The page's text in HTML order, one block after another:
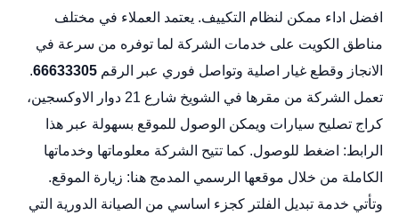
افضل اداء ممكن لنظام التكييف. يعتمد العملاء في مختلف
مناطق الكويت على خدمات الشركة لما توفره من سرعة في
الانجاز وقطع غيار اصلية وتواصل فوري عبر الرقم 66633305
.
تعمل الشركة من مقرها في الشويخ شارع 21 دوار الاوكسجين،
كراج تصليح سيارات ويمكن الوصول للموقع بسهولة عبر هذا
الرابط: اضغط للوصول. كما تتيح الشركة معلوماتها وخدماتها
الكاملة من خلال موقعها الرسمي المدمج هنا: زيارة الموقع.
وتأتي خدمة تبديل الفلتر كجزء اساسي من الصيانة الدورية التي